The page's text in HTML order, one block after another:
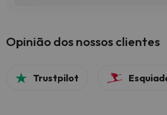
Opinião dos nossos clientes
Trustpilot